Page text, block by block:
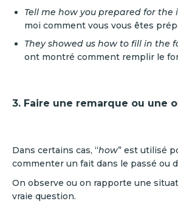
Tell me how you prepared for the
moi comment vous vous êtes
They showed us how to fill in the
ont montré comment remplir le
3. Faire une remarque ou une
Dans certains cas, “how” est utilisé
commenter un fait dans le passé ou
On observe ou on rapporte une
vraie question.